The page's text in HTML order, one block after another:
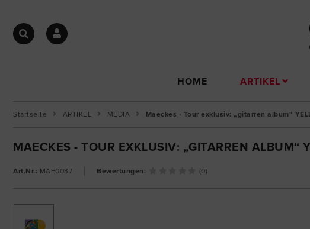
HOME ARTIKEL
Startseite ARTIKEL MEDIA Maeckes - Tour exklusiv: „gitarren album“
MAECKES - TOUR EXKLUSIV: „GITARREN ALBUM“
Art.Nr.: MAE0037 Bewertungen: (0)